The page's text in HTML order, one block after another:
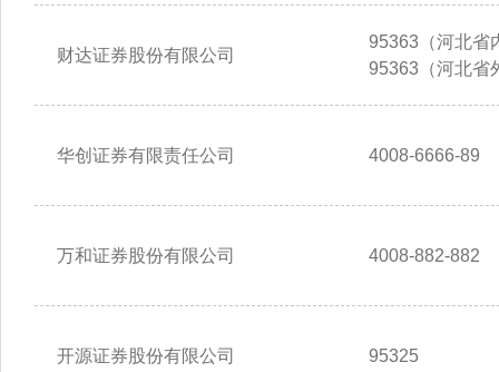
财达证券股份有限公司
95363（河北省
95363（河北省
华创证券有限责任公司 4008-6666-89
万和证券股份有限公司 4008-882-882
开源证券股份有限公司 95325